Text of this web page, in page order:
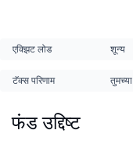
एक्झिट लोड शून्य
टॅक्स परिणाम
फंड उद्दिष्ट